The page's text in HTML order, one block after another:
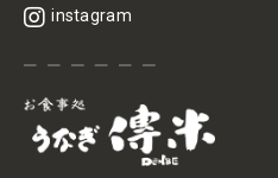
instagram